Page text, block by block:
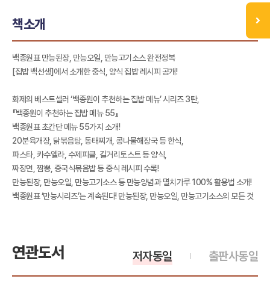
책소개
백종원표 만능된장, 만능오일, 만능고기소스 완전정복
[집밥 백선생]에서 소개한 중식, 양식 집밥 레시피 공개!
화제의 베스트셀러 ‘백종원이 추천하는 집밥 메뉴’ 시리즈 3탄,
『백종원이 추천하는 집밥 메뉴 55』
백종원표 초간단 메뉴 55가지 소개!
20분육개장, 닭볶음탕, 동태찌개, 콩나물해장국 등 한식,
파스타, 카수엘라, 수제피클, 길거리토스트 등 양식,
짜장면, 짬뽕, 중국식볶음밥 등 중식 레시피 수록!
만능된장, 만능오일, 만능고기소스 등 만능양념과 멸치가루 100% 활용법 소개!
백종원표 ‘만능시리즈’는 계속된다! 만능된장, 만능오일, 만능고기소스의 모든 것
연관도서 출판사동일
저자동일